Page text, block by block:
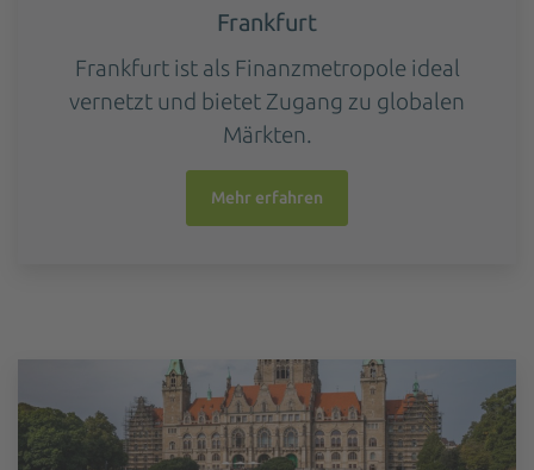
Frankfurt
Frankfurt ist als Finanzmetropole ideal
vernetzt und bietet Zugang zu globalen
Märkten.
Mehr erfahren